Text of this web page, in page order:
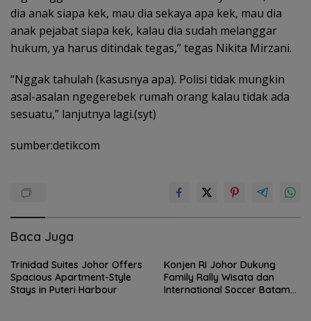
dia anak siapa kek, mau dia sekaya apa kek, mau dia
anak pejabat siapa kek, kalau dia sudah melanggar
hukum, ya harus ditindak tegas,” tegas Nikita Mirzani.
“Nggak tahulah (kasusnya apa). Polisi tidak mungkin
asal-asalan ngegerebek rumah orang kalau tidak ada
sesuatu,” lanjutnya lagi.(syt)
sumber:detikcom
Baca Juga
Trinidad Suites Johor Offers
Spacious Apartment-Style
Stays in Puteri Harbour
Konjen RI Johor Dukung
Family Rally Wisata dan
International Soccer Batam